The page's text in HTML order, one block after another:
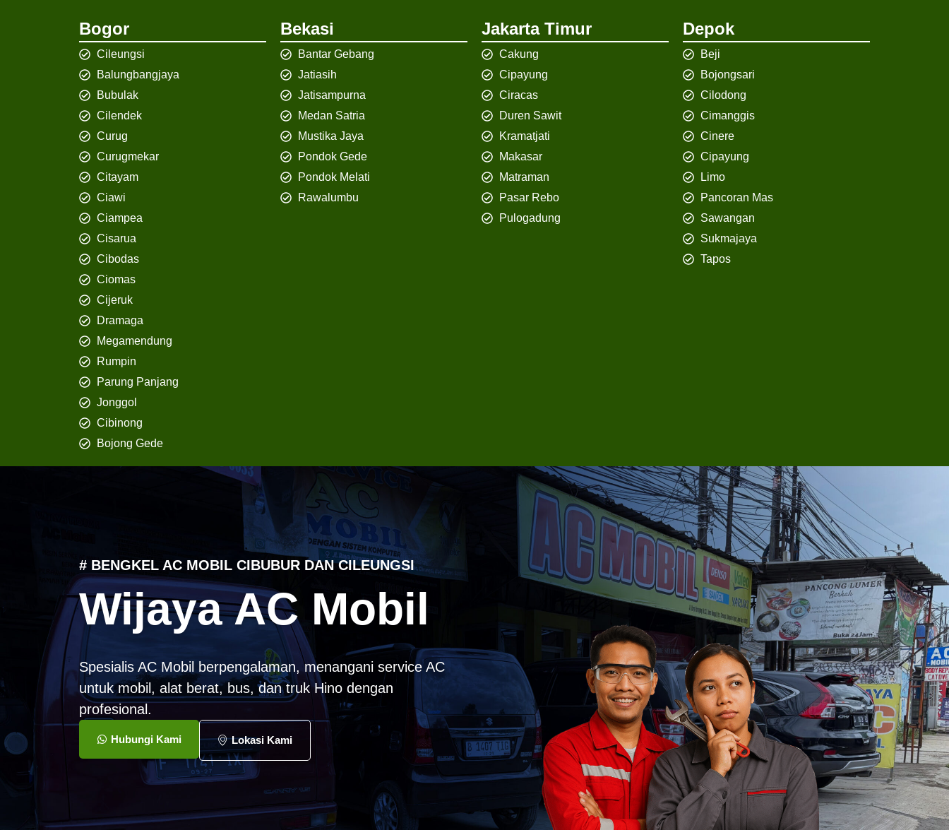
Bogor
Cileungsi
Balungbangjaya
Bubulak
Cilendek
Curug
Curugmekar
Citayam
Ciawi
Ciampea
Cisarua
Cibodas
Ciomas
Cijeruk
Dramaga
Megamendung
Rumpin
Parung Panjang
Jonggol
Cibinong
Bojong Gede
Bekasi
Bantar Gebang
Jatiasih
Jatisampurna
Medan Satria
Mustika Jaya
Pondok Gede
Pondok Melati
Rawalumbu
Jakarta Timur
Cakung
Cipayung
Ciracas
Duren Sawit
Kramatjati
Makasar
Matraman
Pasar Rebo
Pulogadung
Depok
Beji
Bojongsari
Cilodong
Cimanggis
Cinere
Cipayung
Limo
Pancoran Mas
Sawangan
Sukmajaya
Tapos
# BENGKEL AC MOBIL CIBUBUR DAN CILEUNGSI
Wijaya AC Mobil
Spesialis AC Mobil berpengalaman, menangani service AC
untuk mobil, alat berat, bus, dan truk Hino dengan
profesional.
Hubungi Kami Lokasi Kami